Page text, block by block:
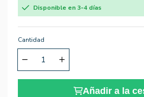
Disponible en 3-4 días
Cantidad
Añadir a la